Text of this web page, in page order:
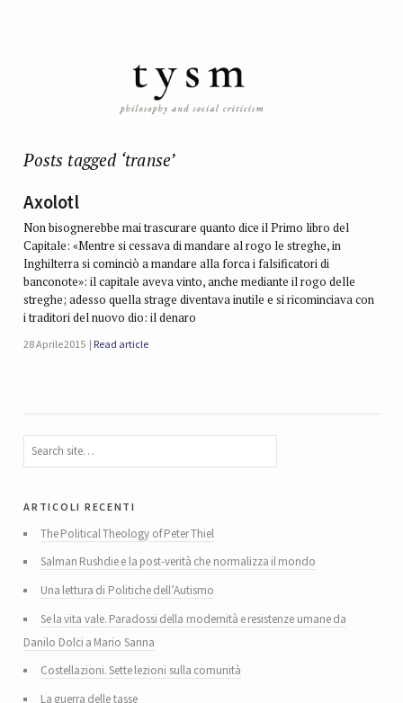
Posts tagged ‘transe’
Axolotl
Non bisognerebbe mai trascurare quanto dice il Primo libro del
Capitale: «Mentre si cessava di mandare al rogo le streghe, in
Inghilterra si cominciò a mandare alla forca i falsificatori di
banconote»: il capitale aveva vinto, anche mediante il rogo delle
streghe; adesso quella strage diventava inutile e si ricominciava con
i traditori del nuovo dio: il denaro
28 Aprile 2015 Read article
articoli recenti
The Political Theology of Peter Thiel
Salman Rushdie e la post-verità che normalizza il mondo
Una lettura di Politiche dell’Autismo
Se la vita vale. Paradossi della modernità e resistenze umane da
Danilo Dolci a Mario Sanna
Costellazioni. Sette lezioni sulla comunità
La guerra delle tasse